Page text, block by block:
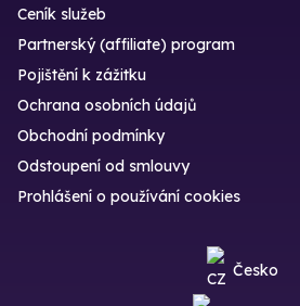
Ceník služeb
Partnerský (affiliate) program
Pojištění k zážitku
Ochrana osobních údajů
Obchodní podmínky
Odstoupení od smlouvy
Prohlášení o používání cookies
Česko